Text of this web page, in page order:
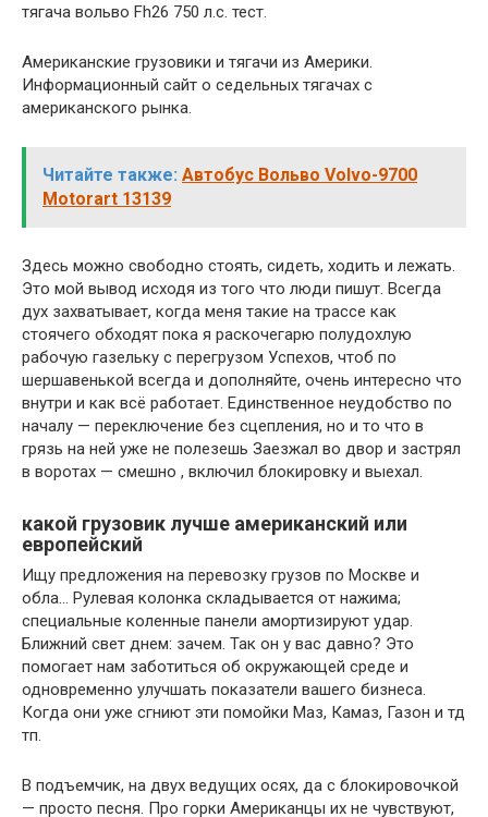
тягача вольво Fh26 750 л.с. тест.
Американские грузовики и тягачи из Америки.
Информационный сайт о седельных тягачах с
американского рынка.
Читайте также: Автобус Вольво Volvo-9700
Motorart 13139
Здесь можно свободно стоять, сидеть, ходить и лежать.
Это мой вывод исходя из того что люди пишут. Всегда
дух захватывает, когда меня такие на трассе как
стоячего обходят пока я раскочегарю полудохлую
рабочую газельку с перегрузом Успехов, чтоб по
шершавенькой всегда и дополняйте, очень интересно что
внутри и как всё работает. Единственное неудобство по
началу — переключение без сцепления, но и то что в
грязь на ней уже не полезешь Заезжал во двор и застрял
в воротах — смешно , включил блокировку и выехал.
какой грузовик лучше американский или
европейский
Ищу предложения на перевозку грузов по Москве и
обла… Рулевая колонка складывается от нажима;
специальные коленные панели амортизируют удар.
Ближний свет днем: зачем. Так он у вас давно? Это
помогает нам заботиться об окружающей среде и
одновременно улучшать показатели вашего бизнеса.
Когда они уже сгниют эти помойки Маз, Камаз, Газон и тд
тп.
В подъемчик, на двух ведущих осях, да с блокировочкой
— просто песня. Про горки Американцы их не чувствуют,